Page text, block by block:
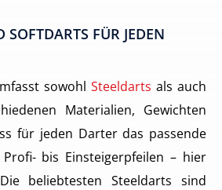
SOFTDARTS FÜR JEDEN
sowohl Steeldarts als auch
Materialien, Gewichten
für jeden Darter das passende
bis Einsteigerpfeilen – hier
beliebtesten Steeldarts sind